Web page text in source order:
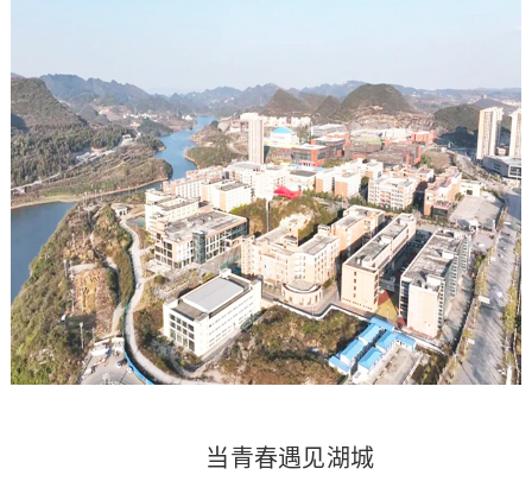
当青春遇见湖城